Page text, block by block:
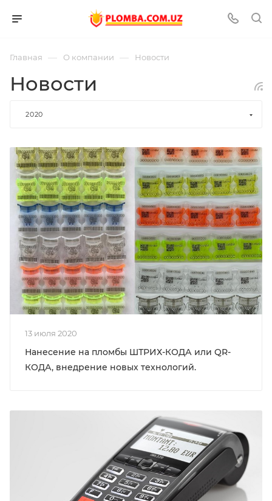
Главная — О компании — Новости
Новости
2020
13 июля 2020
Нанесение на пломбы ШТРИХ-КОДА или QR-
КОДА, внедрение новых технологий.